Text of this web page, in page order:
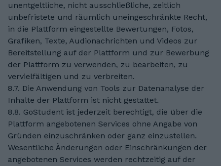
unentgeltliche, nicht ausschließliche, zeitlich
unbefristete und räumlich uneingeschränkte Recht,
in die Plattform eingestellte Bewertungen, Fotos,
Grafiken, Texte, Audionachrichten und Videos zur
Bereitstellung auf der Plattform und zur Bewerbung
der Plattform zu verwenden, zu bearbeiten, zu
vervielfältigen und zu verbreiten.
8.7. Die Anwendung von Tools zur Datenanalyse der
Inhalte der Plattform ist nicht gestattet.
8.8. GoStudent ist jederzeit berechtigt, die über die
Plattform angebotenen Services ohne Angabe von
Gründen einzuschränken oder ganz einzustellen.
Wesentliche Änderungen oder Einschränkungen der
angebotenen Services werden rechtzeitig auf der